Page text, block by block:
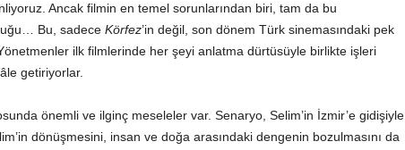
Ancak filmin en temel sorunlarından biri, tam da bu
Bu, sadece Körfez’in değil, son dönem Türk sinemasındaki pek
ilk filmlerinde her şeyi anlatma dürtüsüyle birlikte işleri
getiriyorlar.
önemli ve ilginç meseleler var. Senaryo, Selim’in İzmir’e gidişiyle
dönüşmesini, insan ve doğa arasındaki dengenin bozulmasını da